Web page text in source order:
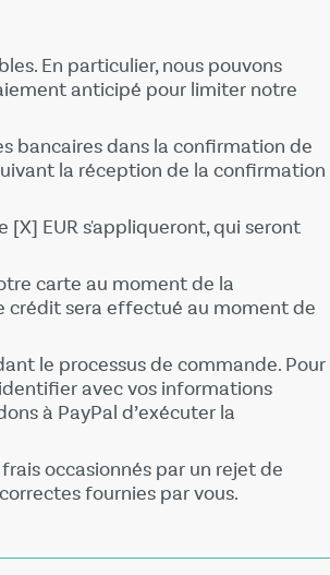
En particulier, nous pouvons
anticipé pour limiter notre
bancaires dans la confirmation de
la réception de la confirmation
EUR s'appliqueront, qui seront
carte au moment de la
crédit sera effectué au moment de
le processus de commande. Pour
avec vos informations
à PayPal d’exécuter la
occasionnés par un rejet de
fournies par vous.